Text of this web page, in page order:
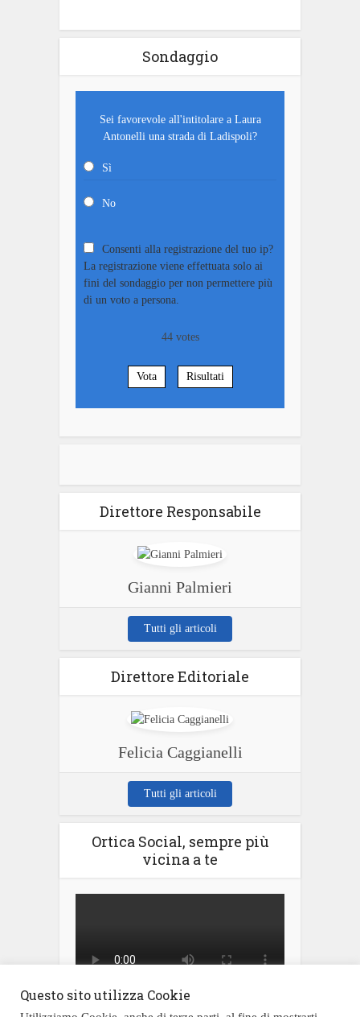
Sondaggio
Sei favorevole all'intitolare a Laura
Antonelli una strada di Ladispoli?
Sì
No
Consenti alla registrazione del tuo ip?
La registrazione viene effettuata solo ai
fini del sondaggio per non permettere più
di un voto a persona.
44votes
Vota Risultati
Direttore Responsabile
Gianni Palmieri
Tutti gli articoli
Direttore Editoriale
Felicia Caggianelli
Tutti gli articoli
Ortica Social, sempre più
vicina a te
Questo sito utilizza Cookie